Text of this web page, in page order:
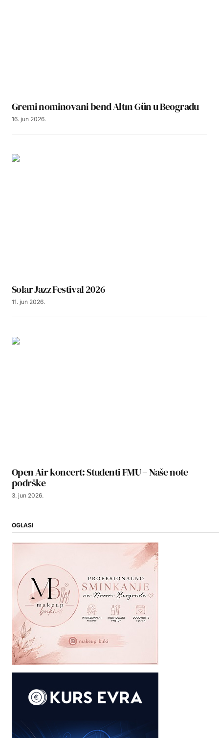
Gremi nominovani bend Altın Gün u Beogradu
16. jun 2026.
Solar Jazz Festival 2026
11. jun 2026.
Open Air koncert: Studenti FMU – Naše note
podrške
3. jun 2026.
OGLASI